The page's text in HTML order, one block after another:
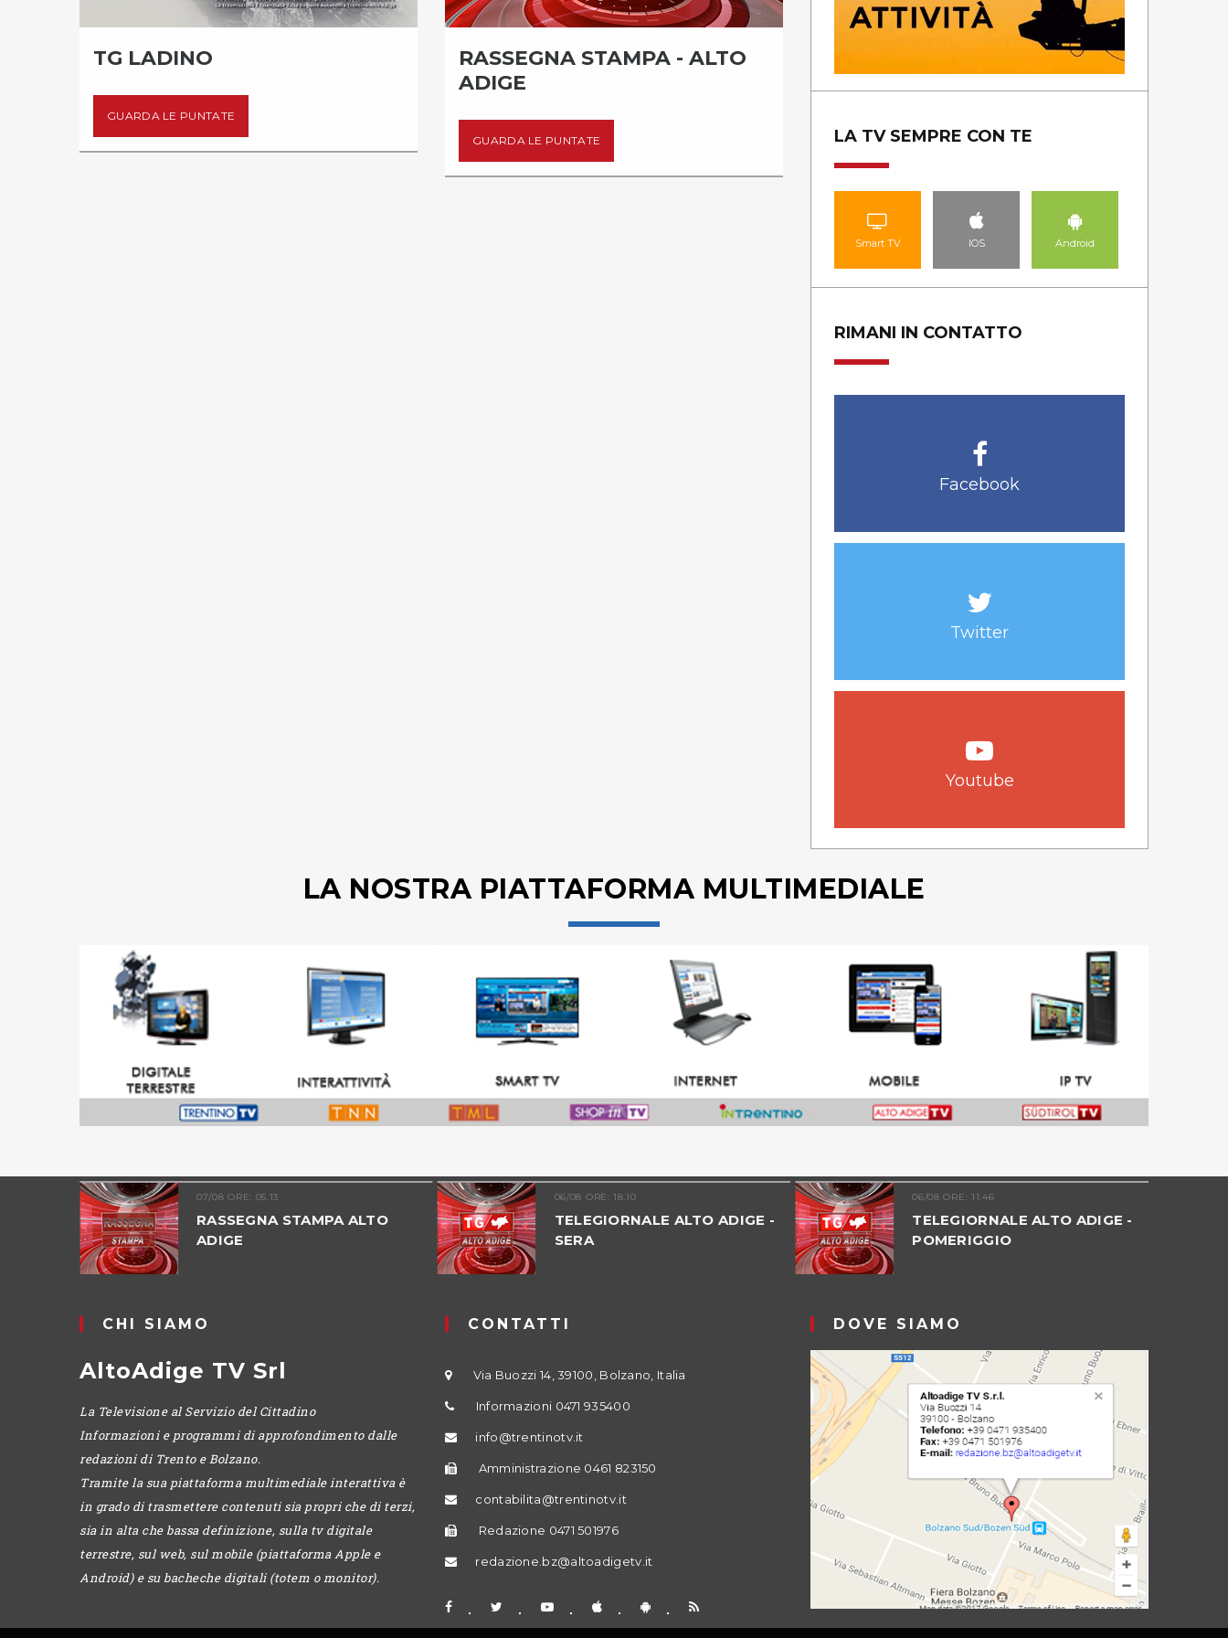
TG LADINO
GUARDA LE PUNTATE
RASSEGNA STAMPA - ALTO
ADIGE
GUARDA LE PUNTATE
TG LADINO
LA TV SEMPRE CON TE
Smart TV IOS Android
RIMANI IN CONTATTO
Facebook
Twitter
Youtube
LA NOSTRA PIATTAFORMA MULTIMEDIALE
07/08 ORE: 05.13
RASSEGNA STAMPA ALTO
ADIGE
06/08 ORE: 18.10
TELEGIORNALE ALTO ADIGE -
SERA
06/08 ORE: 11.46
TELEGIORNALE ALTO ADIGE -
POMERIGGIO
CHI SIAMO
AltoAdige TV Srl
La Televisione al Servizio del Cittadino
Informazioni e programmi di approfondimento dalle
redazioni di Trento e Bolzano.
Tramite la sua piattaforma multimediale interattiva è
in grado di trasmettere contenuti sia propri che di terzi,
sia in alta che bassa definizione, sulla tv digitale
terrestre, sul web, sul mobile (piattaforma Apple e
Android) e su bacheche digitali (totem o monitor).
CONTATTI
Via Buozzi 14, 39100, Bolzano, Italia
Informazioni 0471 935400
info@trentinotv.it
Amministrazione 0461 823150
contabilita@trentinotv.it
Redazione 0471 501976
redazione.bz@altoadigetv.it
DOVE SIAMO